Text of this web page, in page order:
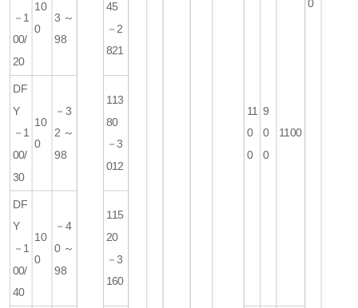
0
－1
00/
20
10
0
3～
98
45
－2
821
11
0
0
9
0
0
1100
DF
Y
－1
00/
30
10
0
－3
2～
98
113
80
－3
012
DF
Y
－1
00/
40
10
0
－4
0～
98
115
20
－3
160